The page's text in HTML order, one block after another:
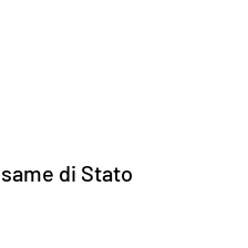
di Stato